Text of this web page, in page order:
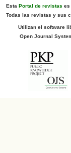
Esta Portal de revistas es
Todas las revistas y sus
Utilizan el software
Open Journal